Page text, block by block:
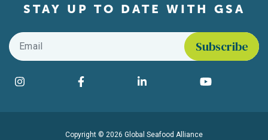
STAY UP TO DATE WITH GSA
Email
Find us on social media
Instagram Facebook LinkedIn YouTube
Copyright © 2026 Global Seafood Alliance